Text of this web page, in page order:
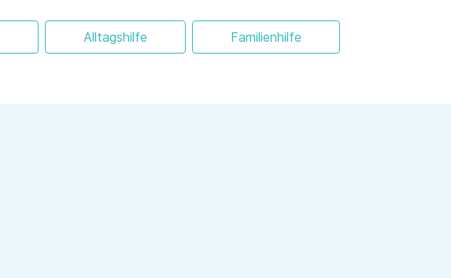
Alltagshilfe Familienhilfe